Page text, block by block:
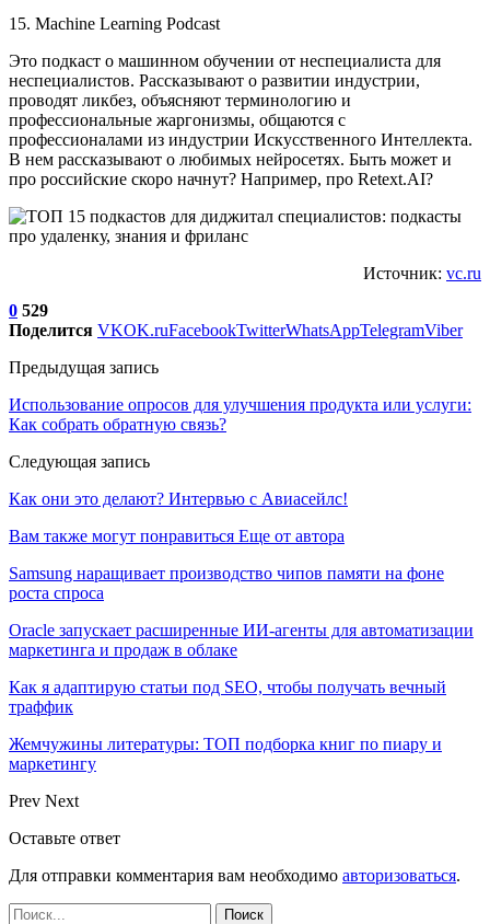
15. Machine Learning Podcast
Это подкаст о машинном обучении от неспециалиста для
неспециалистов. Рассказывают о развитии индустрии,
проводят ликбез, объясняют терминологию и
профессиональные жаргонизмы, общаются с
профессионалами из индустрии Искусственного Интеллекта.
В нем рассказывают о любимых нейросетях. Быть может и
про российские скоро начнут? Например, про Retext.AI?
Источник: vc.ru
0 529
Поделится VKOK.ruFacebookTwitterWhatsAppTelegramViber
Предыдущая запись
Использование опросов для улучшения продукта или услуги:
Как собрать обратную связь?
Следующая запись
Как они это делают? Интервью с Авиасейлс!
Вам также могут понравиться Еще от автора
Samsung наращивает производство чипов памяти на фоне
роста спроса
Oracle запускает расширенные ИИ‑агенты для автоматизации
маркетинга и продаж в облаке
Как я адаптирую статьи под SEO, чтобы получать вечный
траффик
Жемчужины литературы: ТОП подборка книг по пиару и
маркетингу
Prev Next
Оставьте ответ
Для отправки комментария вам необходимо авторизоваться.